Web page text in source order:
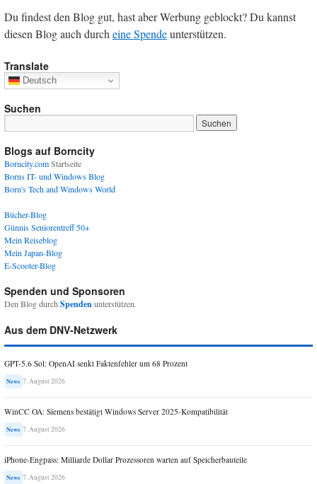
Du findest den Blog gut, hast aber Werbung geblockt? Du kannst
diesen Blog auch durcheine Spendeunterstützen.
Translate
Deutsch
Suchen
Blogs auf Borncity
Borncity.comStartseite
Borns IT- und Windows Blog
Born's Tech and Windows World
Bücher-Blog
Günnis Seniorentreff 50+
Mein Reiseblog
Mein Japan-Blog
E-Scooter-Blog
Spenden und Sponsoren
Den Blog durchSpendenunterstützen.
Aus dem DNV-Netzwerk
GPT-5.6 Sol: OpenAI senkt Faktenfehler um 68 Prozent
News 7. August 2026
WinCC OA: Siemens bestätigt Windows Server 2025-Kompatibilität
News 7. August 2026
iPhone-Engpass: Milliarde Dollar Prozessoren warten auf Speicherbauteile
News 7. August 2026